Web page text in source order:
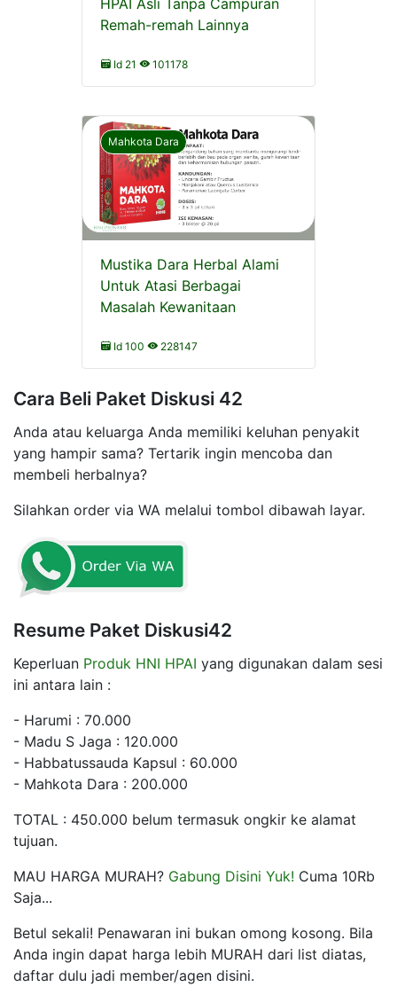
Remah-remah Lainnya
Id 21 101178
Mahkota Dara
Mustika Dara Herbal Alami
Untuk Atasi Berbagai
Masalah Kewanitaan
Id 100 228147
Cara Beli Paket Diskusi 42
Anda atau keluarga Anda memiliki keluhan penyakit
yang hampir sama? Tertarik ingin mencoba dan
membeli herbalnya?
Silahkan order via WA melalui tombol dibawah layar.
Resume Paket Diskusi42
Keperluan Produk HNI HPAI yang digunakan dalam sesi
ini antara lain :
- Harumi : 70.000
- Madu S Jaga : 120.000
- Habbatussauda Kapsul : 60.000
- Mahkota Dara : 200.000
TOTAL : 450.000 belum termasuk ongkir ke alamat
tujuan.
MAU HARGA MURAH? Gabung Disini Yuk! Cuma 10Rb
Saja...
Betul sekali! Penawaran ini bukan omong kosong. Bila
Anda ingin dapat harga lebih MURAH dari list diatas,
daftar dulu jadi member/agen disini.